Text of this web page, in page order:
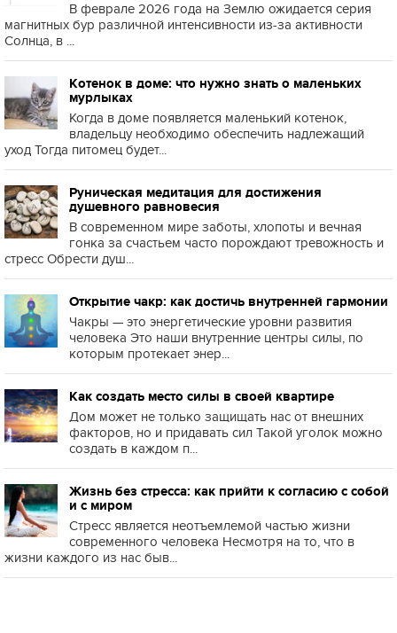
В феврале 2026 года на Землю ожидается серия
магнитных бур различной интенсивности из-за активности
Солнца, в ...
Котенок в доме: что нужно знать о маленьких
мурлыках
Когда в доме появляется маленький котенок,
владельцу необходимо обеспечить надлежащий
уход Тогда питомец будет...
Руническая медитация для достижения
душевного равновесия
В современном мире заботы, хлопоты и вечная
гонка за счастьем часто порождают тревожность и
стресс Обрести душ...
Открытие чакр: как достичь внутренней гармонии
Чакры — это энергетические уровни развития
человека Это наши внутренние центры силы, по
которым протекает энер...
Как создать место силы в своей квартире
Дом может не только защищать нас от внешних
факторов, но и придавать сил Такой уголок можно
создать в каждом п...
Жизнь без стресса: как прийти к согласию с собой
и с миром
Стресс является неотъемлемой частью жизни
современного человека Несмотря на то, что в
жизни каждого из нас быв...